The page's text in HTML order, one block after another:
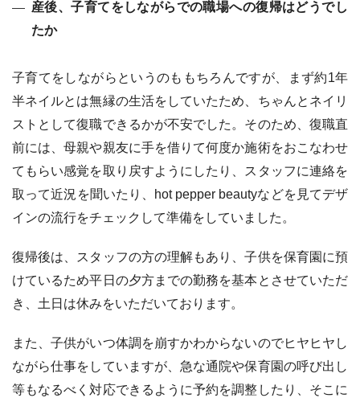
産後、子育てをしながらでの職場への復帰はどうでし
たか
子育てをしながらというのももちろんですが、まず約1年
半ネイルとは無縁の生活をしていたため、ちゃんとネイリ
ストとして復職できるかが不安でした。そのため、復職直
前には、母親や親友に手を借りて何度か施術をおこなわせ
てもらい感覚を取り戻すようにしたり、スタッフに連絡を
取って近況を聞いたり、hot pepper beautyなどを見てデザ
インの流行をチェックして準備をしていました。
復帰後は、スタッフの方の理解もあり、子供を保育園に預
けているため平日の夕方までの勤務を基本とさせていただ
き、土日は休みをいただいております。
また、子供がいつ体調を崩すかわからないのでヒヤヒヤし
ながら仕事をしていますが、急な通院や保育園の呼び出し
等もなるべく対応できるように予約を調整したり、そこに